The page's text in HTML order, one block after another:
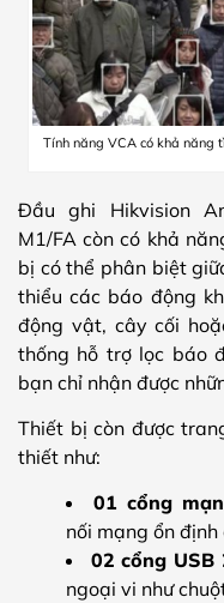
Tính năng VCA có khả năng
Đầu ghi Hikvision
M1/FA còn có khả
bị có thể phân biệt
thiểu các báo động
động vật, cây cối
thống hỗ trợ lọc báo
bạn chỉ nhận được
Thiết bị còn được
thiết như:
01 cổng
nối mạng ổn
02 cổng USB
ngoại vi như